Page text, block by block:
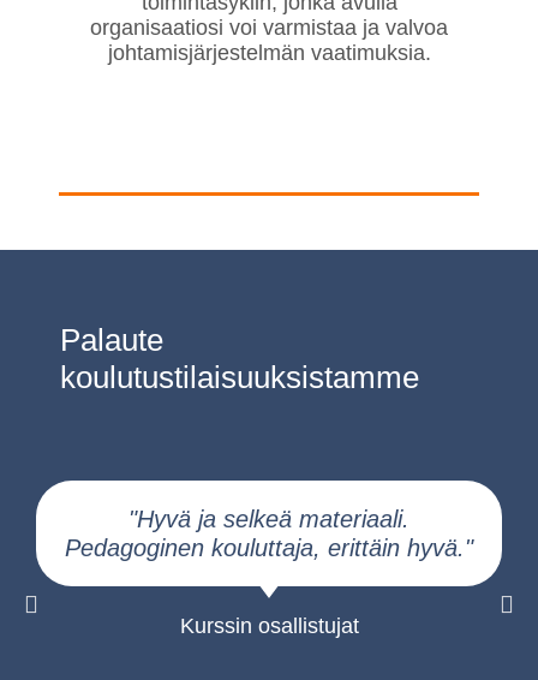
organisaatiosi voi varmistaa ja valvoa
johtamisjärjestelmän vaatimuksia.
Palaute
koulutustilaisuuksistamme
"Hyvä ja selkeä materiaali.
Pedagoginen kouluttaja, erittäin hyvä."
Kurssin osallistujat